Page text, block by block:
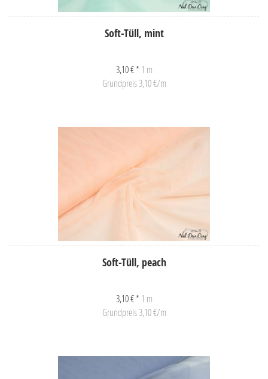
Soft-Tüll, mint
3,10 € * 1 m
Grundpreis 3,10 €/m
Soft-Tüll, peach
3,10 € * 1 m
Grundpreis 3,10 €/m